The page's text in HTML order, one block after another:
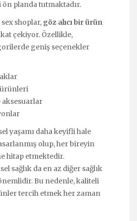
planda tutmaktadır.
shoplar, göz alıcı bir ürün
çekiyor. Özellikle,
geniş seçenekler
ürünleri
aksesuarlar
yaşamı daha keyifli hale
olup, her bireyin
hitap etmektedir.
sağlık da en az diğer sağlık
Bu nedenle, kaliteli
tercih etmek her zaman